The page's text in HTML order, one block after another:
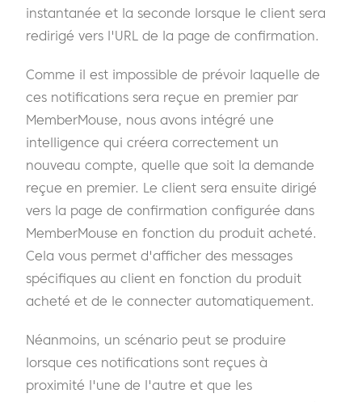
instantanée et la seconde lorsque le client sera
redirigé vers l'URL de la page de confirmation.
Comme il est impossible de prévoir laquelle de
ces notifications sera reçue en premier par
MemberMouse, nous avons intégré une
intelligence qui créera correctement un
nouveau compte, quelle que soit la demande
reçue en premier. Le client sera ensuite dirigé
vers la page de confirmation configurée dans
MemberMouse en fonction du produit acheté.
Cela vous permet d'afficher des messages
spécifiques au client en fonction du produit
acheté et de le connecter automatiquement.
Néanmoins, un scénario peut se produire
lorsque ces notifications sont reçues à
proximité l'une de l'autre et que les